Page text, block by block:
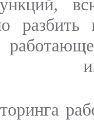
разбить